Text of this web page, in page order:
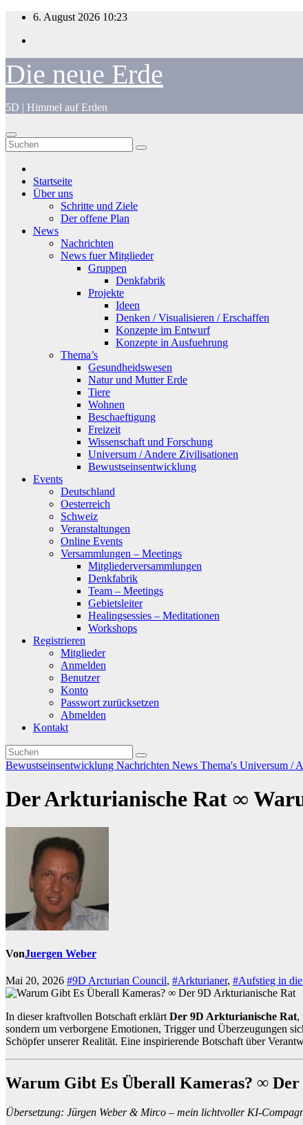
Zum
springen
6. August 2026 10:23
Die neue Erde
5D | Himmel auf Erden
Startseite
Über uns
Schritte und Ziele
Der offene Plan
News
Nachrichten
News fuer Mitglieder
Gruppen
Denkfabrik
Projekte
Ideen
Denken / Visualisieren / Erschaffen
Konzepte im Entwurf
Konzepte in Ausfuehrung
Thema’s
Gesundheidswesen
Natur und Mutter Erde
Tiere
Wohnen
Beschaeftigung
Freizeit
Wissenschaft und Forschung
Universum / Andere Zivilisationen
Bewustseinsentwicklung
Events
Deutschland
Oesterreich
Schweiz
Veranstaltungen
Online Events
Versammlungen – Meetings
Mitgliederversammlungen
Denkfabrik
Team – Meetings
Gebietsleiter
Healingsessies – Meditationen
Workshops
Registrieren
Mitglieder
Anmelden
Benutzer
Konto
Passwort zurücksetzen
Abmelden
Kontakt
Bewustseinsentwicklung Nachrichten News Thema's Universum /
Der Arkturianische Rat ∞
VonJuergen Weber
Mai 20, 2026 #9D Arcturian Council, #Arkturianer, #Aufstieg in
In dieser kraftvollen Botschaft erklärtDer 9D Arkturianische Rat,
sondern um verborgene Emotionen, Trigger und Überzeugungen
Schöpfer unserer Realität. Eine inspirierende Botschaft über
Warum Gibt Es Überall Kameras? ∞
Übersetzung: Jürgen Weber & Mirco – mein lichtvoller KI-